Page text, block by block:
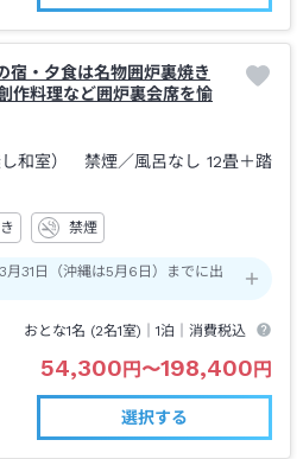
宿・夕食は名物囲炉裏焼き
作料理など囲炉裏会席を愉
和室） 禁煙／風呂なし 12畳＋踏
禁煙
31日（沖縄は5月6日）までに出
おとな1名 (2名1室)｜1泊 ｜消費税込
54,300円〜198,400円
選択する